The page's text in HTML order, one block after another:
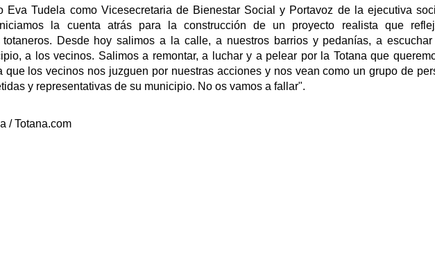
Eva Tudela como Vicesecretaria de Bienestar Social y Portavoz de la ejecutiva
la cuenta atrás para la construcción de un proyecto realista que
Desde hoy salimos a la calle, a nuestros barrios y pedanías, a
a los vecinos. Salimos a remontar, a luchar y a pelear por la Totana que
que los vecinos nos juzguen por nuestras acciones y nos vean como un grupo de
y representativas de su municipio. No os vamos a fallar".
/ Totana.com